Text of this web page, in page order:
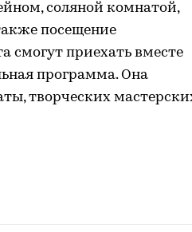
соляной комнатой,
посещение
смогут приехать вместе
программа. Она
творческих